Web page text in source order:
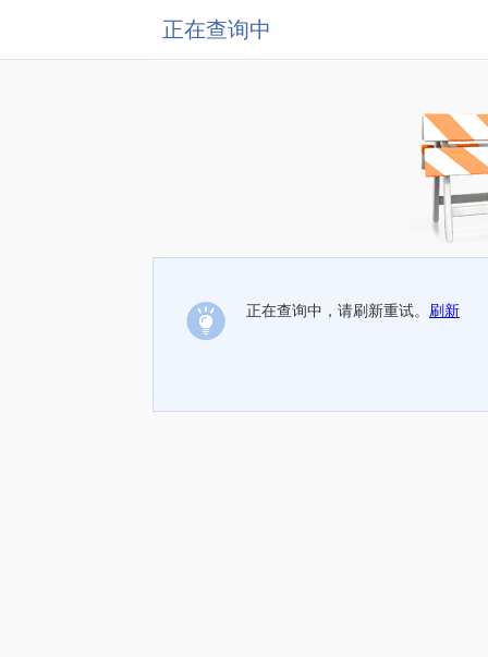
正在查询中
正在查询中，请刷新重试。 刷新